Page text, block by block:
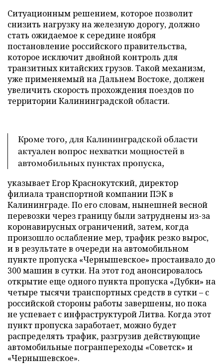
Ситуационным решением, которое позволит
снизить нагрузку на железную дорогу, должно
стать ожидаемое к середине ноября
постановление российского правительства,
которое исключит двойной контроль для
транзитных китайских грузов. Такой механизм,
уже применяемый на Дальнем Востоке, должен
увеличить скорость прохождения поездов по
территории Калининградской области.
Кроме того, для Калининградской области
актуален вопрос нехватки мощностей в
автомобильных пунктах пропуска,
указывает Егор Краснокутский, директор
филиала транспортной компании ПЭК в
Калининграде. По его словам, нынешней весной
перевозки через границу были затруднены из-за
коронавирусных ограничений, затем, когда
произошло ослабление мер, трафик резко вырос,
и в результате в очереди на автомобильном
пункте пропуска «Чернышевское» простаивало до
300 машин в сутки. На этот год анонсировалось
открытие еще одного пункта пропуска «Дубки» на
четыре тысячи транспортных средств в сутки – с
российской стороны работы завершены, но пока
не успевает с инфраструктурой Литва. Когда этот
пункт пропуска заработает, можно будет
распределять трафик, разгрузив действующие
автомобильные погранпереходы «Советск» и
«Чернышевское».